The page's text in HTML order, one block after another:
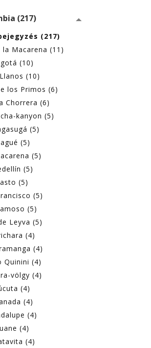
(217)
(217)
la Macarena (11)
(10)
(10)
los Primos (6)
Chorrera (6)
kanyon (5)
(5)
(5)
(5)
(5)
(5)
(5)
(5)
Leyva (5)
(4)
(4)
Quinini (4)
völgy (4)
(4)
(4)
(4)
(4)
(4)